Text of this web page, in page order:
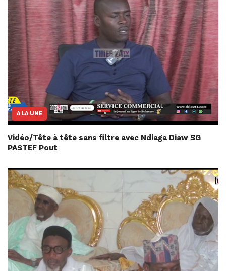
A LA UNE
Vidéo/Tête à tête sans filtre avec Ndiaga Diaw SG
PASTEF Pout